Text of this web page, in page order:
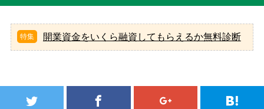
開業資金をいくら融資してもらえるか無料診断